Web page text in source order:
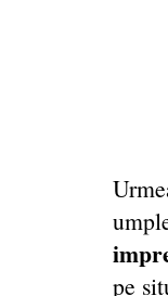
pe